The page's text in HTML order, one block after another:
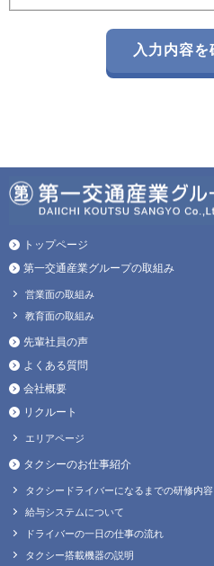
トップページ
第一交通産業グループの取組み
営業面の取組み
教育面の取組み
先輩社員の声
よくある質問
会社概要
リクルート
エリアページ
タクシーのお仕事紹介
タクシードライバーになるまでの研修内容
給与システムについて
ドライバーの一日の仕事の流れ
タクシー搭載機器の説明